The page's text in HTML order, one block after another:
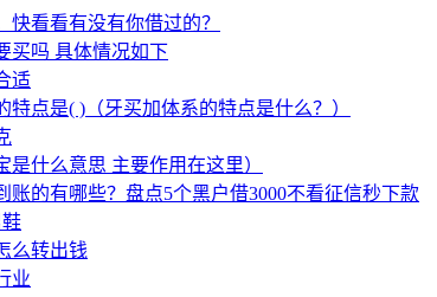
快看看有没有你借过的？
买吗 具体情况如下
适
特点是( )（牙买加体系的特点是什么？）
是什么意思 主要作用在这里）
账的有哪些？盘点5个黑户借3000不看征信秒下款
么转出钱
业